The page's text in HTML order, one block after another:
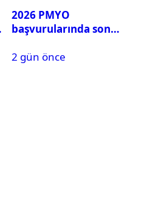
2026 PMYO
başvurularında son
2 gün önce